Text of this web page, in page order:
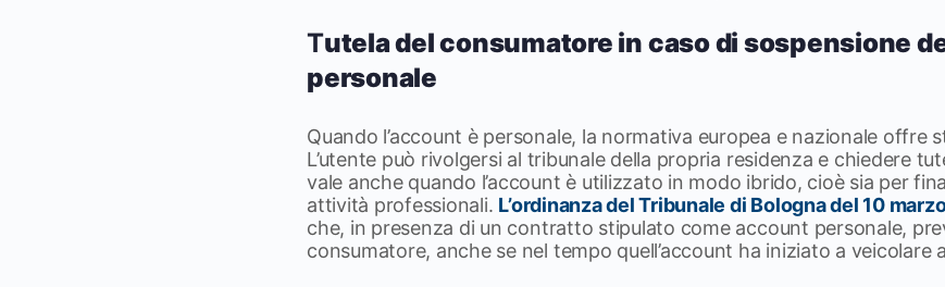
Tutela del consumatore in caso di sospensione
personale
Quando l’account è personale, la normativa europea e nazionale offre
L’utente può rivolgersi al tribunale della propria residenza e chiedere
vale anche quando l’account è utilizzato in modo ibrido, cioè sia per
attività professionali. L’ordinanza del Tribunale di Bologna del 10
che, in presenza di un contratto stipulato come account personale,
consumatore, anche se nel tempo quell’account ha iniziato a veicolare